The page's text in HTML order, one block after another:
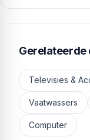
Gerelateerde
Televisies &
Vaatwassers
Computer